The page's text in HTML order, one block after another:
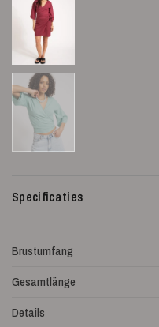
Specificaties
Brustumfang
Gesamtlänge
Details